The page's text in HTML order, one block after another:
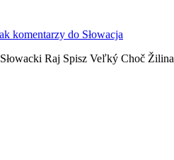
komentarzy do Słowacja
Raj Spisz Veľký Choč Žilina